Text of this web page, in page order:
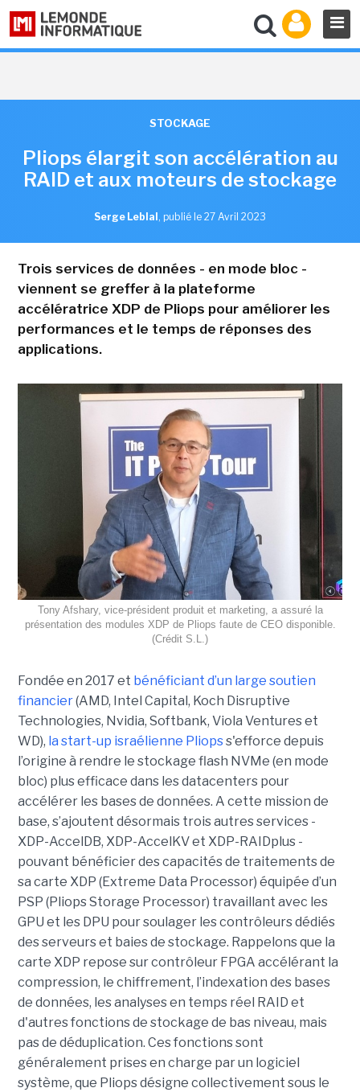
STOCKAGE
Pliops élargit son accélération au
RAID et aux moteurs de stockage
Serge Leblal , publié le 27 Avril 2023
Trois services de données - en mode bloc -
viennent se greffer à la plateforme
accélératrice XDP de Pliops pour améliorer les
performances et le temps de réponses des
applications.
Tony Afshary, vice-président produit et marketing, a assuré la
présentation des modules XDP de Pliops faute de CEO disponible.
(Crédit S.L.)
Fondée en 2017 et bénéficiant d’un large soutien
financier(AMD, Intel Capital, Koch Disruptive
Technologies, Nvidia, Softbank, Viola Ventures et
WD), la start-up israélienne Pliopss'efforce depuis
l’origine à rendre le stockage flash NVMe (en mode
bloc) plus efficace dans les datacenters pour
accélérer les bases de données. A cette mission de
base, s’ajoutent désormais trois autres services -
XDP-AccelDB, XDP-AccelKV et XDP-RAIDplus -
pouvant bénéficier des capacités de traitements de
sa carte XDP (Extreme Data Processor) équipée d’un
PSP (Pliops Storage Processor) travaillant avec les
GPU et les DPU pour soulager les contrôleurs dédiés
des serveurs et baies de stockage. Rappelons que la
carte XDP repose sur contrôleur FPGA accélérant la
compression, le chiffrement, l’indexation des bases
de données, les analyses en temps réel RAID et
d'autres fonctions de stockage de bas niveau, mais
pas de déduplication. Ces fonctions sont
généralement prises en charge par un logiciel
système, que Pliops désigne collectivement sous le